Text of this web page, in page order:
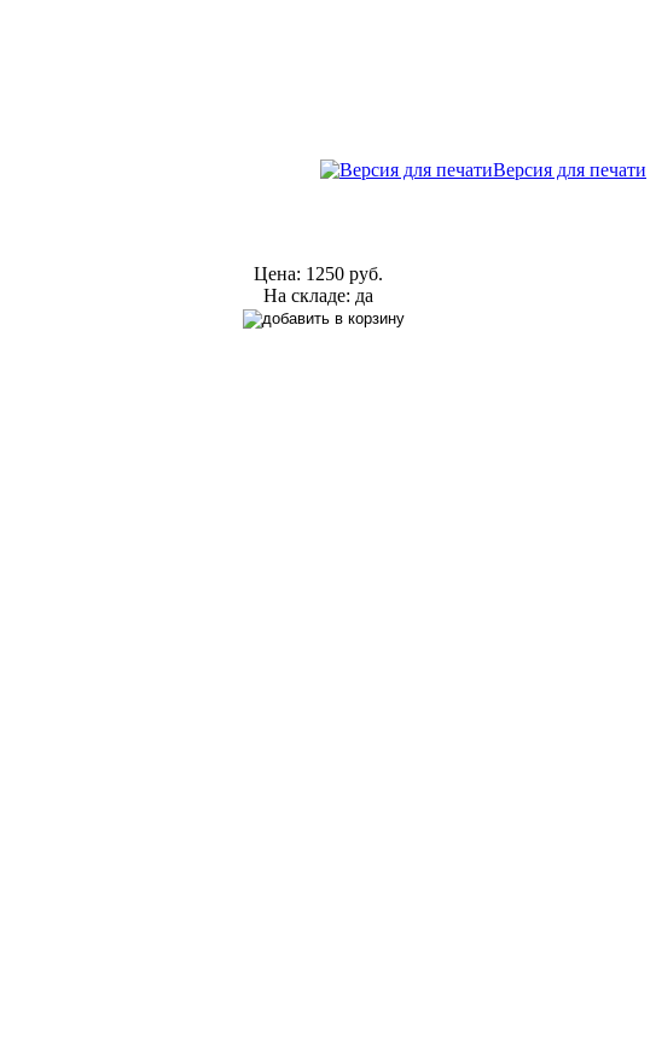
Версия для печати
Цена: 1250 руб.
На складе: да